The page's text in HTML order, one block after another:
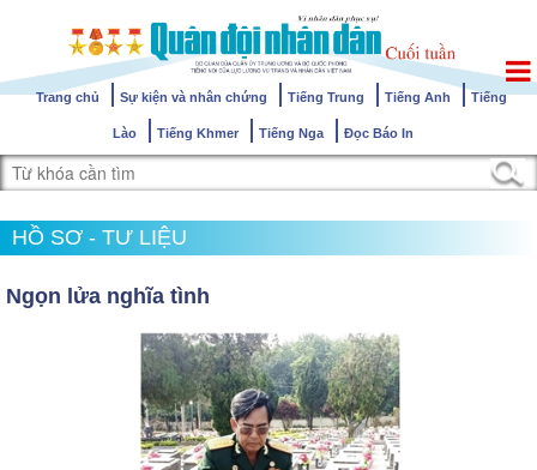
Trang chủ Sự kiện và nhân chứng Tiếng Trung Tiếng Anh Tiếng
Lào Tiếng Khmer Tiếng Nga Đọc Báo In
HỒ SƠ - TƯ LIỆU
Ngọn lửa nghĩa tình